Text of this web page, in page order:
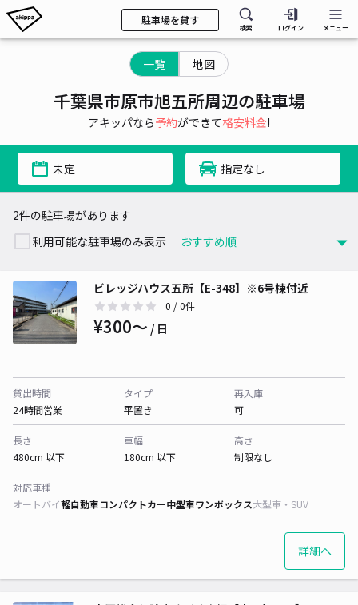
駐車場を貸す
検索 ログイン メニュー
一覧 地図
千葉県市原市旭五所周辺の駐車場
アキッパなら予約ができて格安料金!
未定 指定なし
2件の駐車場があります
利用可能な駐車場のみ表示
ビレッジハウス五所【E-348】※6号棟付近
0 / 0件
¥300〜 / 日
貸出時間
24時間営業
タイプ
平置き
再入庫
可
長さ
480cm 以下
車幅
180cm 以下
高さ
制限なし
対応車種
オートバイ軽自動車コンパクトカー中型車ワンボックス大型車・SUV
詳細へ